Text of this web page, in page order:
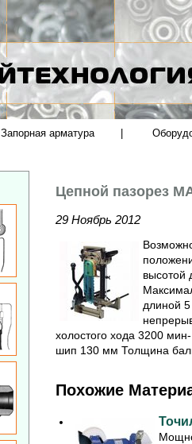
Запорная арматура
Цепной пазорез
29 Ноябрь 2012
высотой
длиной
холостого хода 3200
шип 130 мм Толщина
Похожие